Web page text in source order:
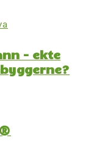
– ekte